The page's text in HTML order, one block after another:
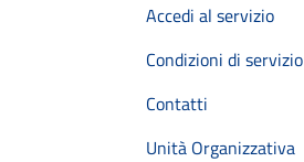
Accedi al servizio
Condizioni di servizio
Contatti
Unità Organizzativa